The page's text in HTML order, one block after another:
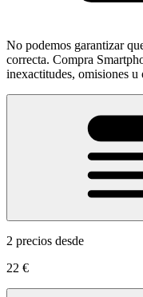
No podemos garantizar
correcta. Compra
inexactitudes, omisiones
2 precios desde
22 €